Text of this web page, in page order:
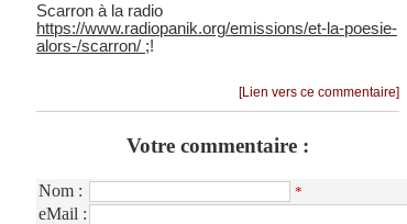
Scarron à la radio
https://www.radiopanik.org/emissions/et-la-poesie-
alors-/scarron/ ;!
[Lien vers ce commentaire]
Votre commentaire :
Nom : *
eMail :